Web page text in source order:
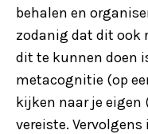
behalen en
zodanig dat dit ook
dit te kunnen doen
metacognitie (op
kijken naar je eigen
vereiste.